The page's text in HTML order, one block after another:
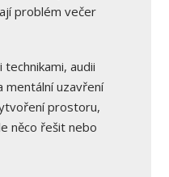
problém večer
audii
mentální uzavření
prostoru,
něco řešit nebo